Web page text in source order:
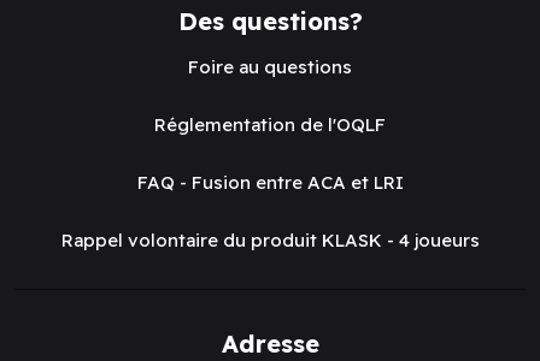
Des questions?
Foire au questions
Réglementation de l'OQLF
FAQ - Fusion entre ACA et LRI
Rappel volontaire du produit KLASK - 4 joueurs
Adresse